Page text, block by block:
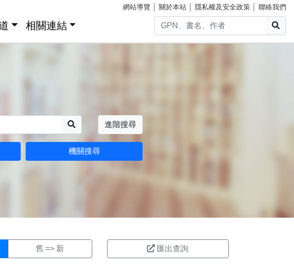
網站導覽 關於本站 隱私權及安全政策 聯絡我們
相關連結
進階搜尋
機關搜尋
舊 => 新 匯出查詢